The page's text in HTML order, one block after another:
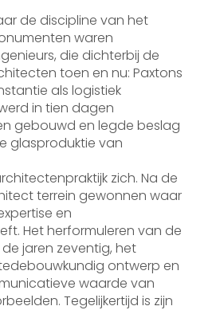
de discipline van het
waren
die dichterbij de
toen en nu: Paxtons
als logistiek
in tien dagen
gebouwd en legde beslag
glasproduktie van
zich. Na de
terrein gewonnen waar
en
Het herformuleren van de
jaren zeventig, het
ontwerp en
waarde van
Tegelijkertijd is zijn